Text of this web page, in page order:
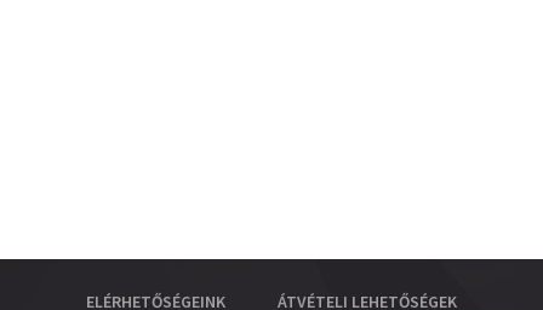
ELÉRHETŐSÉGEINK ÁTVÉTELI LEHETŐSÉGEK